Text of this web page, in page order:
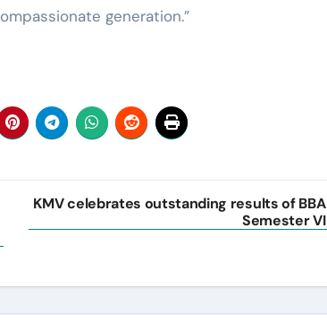
generation.”
KMV celebrates outstanding results of BBA
Semester VI